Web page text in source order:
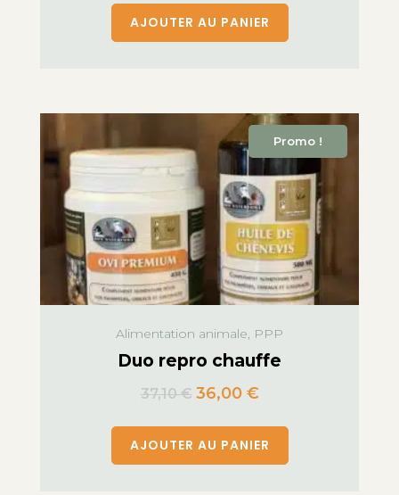
AJOUTER AU PANIER
Promo !
Alimentation animale, PPP
Duo repro chauffe
37,10€ 36,00 €
AJOUTER AU PANIER